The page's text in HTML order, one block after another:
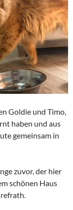
Goldie und Timo,
haben und aus
gemeinsam in
zuvor, der hier
schönen Haus